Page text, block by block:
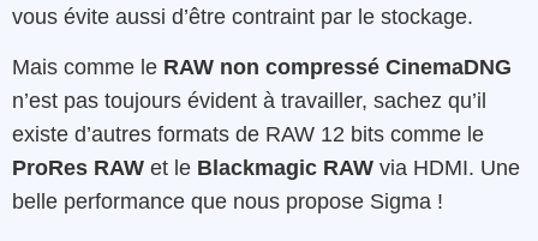
vous évite aussi d’être contraint par le stockage.
Mais comme le RAW non compressé CinemaDNG
n’est pas toujours évident à travailler, sachez qu’il
existe d’autres formats de RAW 12 bits comme le
ProRes RAW et le Blackmagic RAW via HDMI. Une
belle performance que nous propose Sigma !